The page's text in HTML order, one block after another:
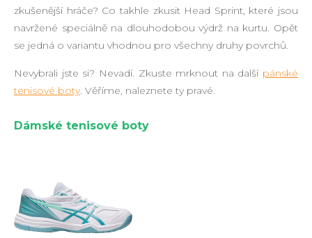
zkušenější hráče? Co takhle zkusit Head Sprint, které jsou
navržené speciálně na dlouhodobou výdrž na kurtu. Opět
se jedná o variantu vhodnou pro všechny druhy povrchů.
Nevybrali jste si? Nevadí. Zkuste mrknout na další pánské
tenisové boty. Věříme, naleznete ty pravé.
Dámské tenisové boty